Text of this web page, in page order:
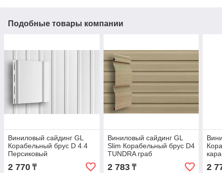
Подобные товары компании
Виниловый сайдинг GL
Корабельный брус D 4.4
Персиковый
2 770 ₸
Виниловый сайдинг GL
Slim Корабельный брус D4
TUNDRA граб
2 783₸ 2